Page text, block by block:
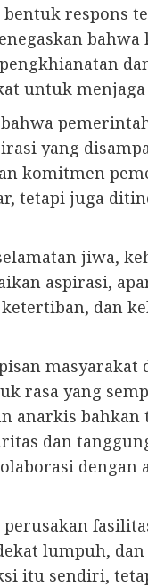
respons
untuk
yang
komitmen
tetapi juga
jiwa,
aspirasi,
dan
masyarakat
rasa yang
bahkan
dan
dengan
lumpuh, dan
itu sendiri,